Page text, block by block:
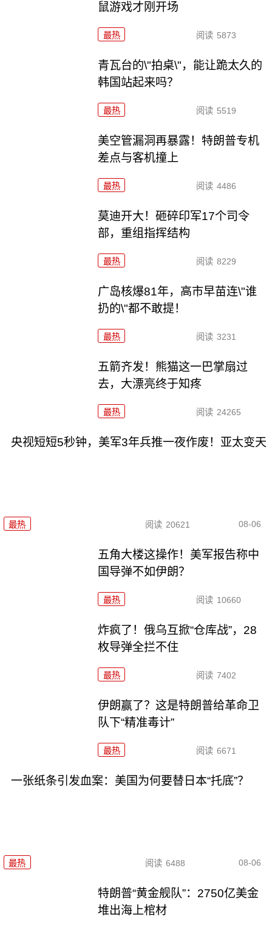
鼠游戏才刚开场
最热 阅读 5873
青瓦台的\"拍桌\"，能让跪太久的
韩国站起来吗？
最热 阅读 5519
美空管漏洞再暴露！特朗普专机
差点与客机撞上
最热 阅读 4486
莫迪开大！砸碎印军17个司令
部，重组指挥结构
最热 阅读 8229
广岛核爆81年，高市早苗连\"谁
扔的\"都不敢提！
最热 阅读 3231
五箭齐发！熊猫这一巴掌扇过
去，大漂亮终于知疼
最热 阅读 24265
央视短短5秒钟，美军3年兵推一夜作废！亚太变天
最热 阅读 20621 08-06
五角大楼这操作！美军报告称中
国导弹不如伊朗？
最热 阅读 10660
炸疯了！俄乌互掀“仓库战”，28
枚导弹全拦不住
最热 阅读 7402
伊朗赢了？这是特朗普给革命卫
队下“精准毒计”
最热 阅读 6671
一张纸条引发血案：美国为何要替日本“托底”？
最热 阅读 6488 08-06
特朗普“黄金舰队”：2750亿美金
堆出海上棺材